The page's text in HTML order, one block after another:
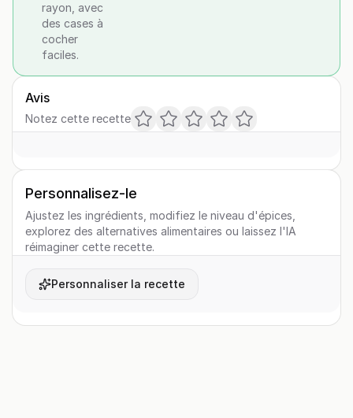
rayon, avec
des cases à
cocher
faciles.
Avis
Notez cette recette
Personnalisez-le
Ajustez les ingrédients, modifiez le niveau d'épices,
explorez des alternatives alimentaires ou laissez l'IA
réimaginer cette recette.
Personnaliser la recette